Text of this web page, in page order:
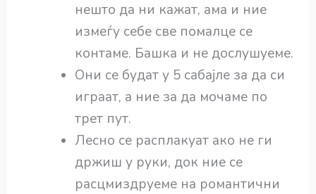
нешто да ни кажат, ама и ние
измеѓу себе све помалце се
контаме. Башка и не дослушуеме.
Они се будат у 5 сабајле за да си
играат, а ние за да мочаме по
трет пут.
Лесно се расплакуат ако не ги
држиш у руки, док ние се
расцмиздруеме на романтични